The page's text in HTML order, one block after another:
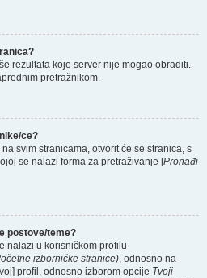
rezultata koje server nije mogao obraditi.
pretražnikom.
ce?
svim stranicama, otvorit će se stranica, s
se nalazi forma za pretraživanje [Pronađi
postove/teme?
nalazi u korisničkom profilu
izborničke stranice), odnosno na
profil, odnosno izborom opcije Tvoji